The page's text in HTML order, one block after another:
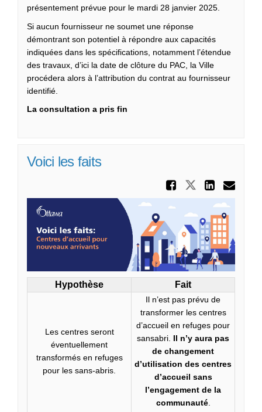
présentement prévue pour le mardi 28 janvier 2025.
Si aucun fournisseur ne soumet une réponse
démontrant son potentiel à répondre aux capacités
indiquées dans les spécifications, notamment l’étendue
des travaux, d’ici la date de clôture du PAC, la Ville
procédera alors à l’attribution du contrat au fournisseur
identifié.
La consultation a pris fin
Voici les faits
Partager
Hypothèse Fait
Les centres seront
éventuellement
transformés en refuges
pour les sans-abris.
Il n’est pas prévu de
transformer les centres
d’accueil en refuges pour
sansabri. Il n’y aura pas
de changement
d’utilisation des centres
d’accueil sans
l’engagement de la
communauté.